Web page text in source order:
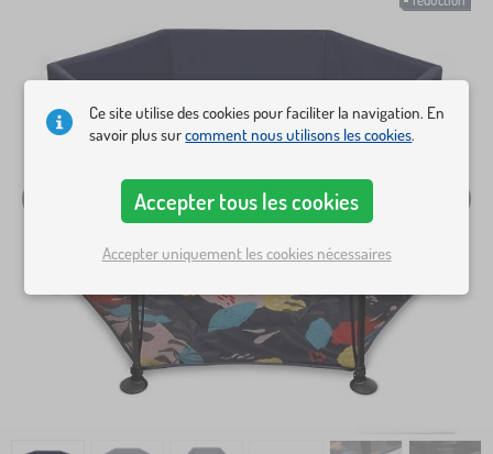
Ce site utilise des cookies pour faciliter la navigation. En
savoir plus surcomment nous utilisons les cookies.
Accepter tous les cookies
Accepter uniquement les cookies nécessaires